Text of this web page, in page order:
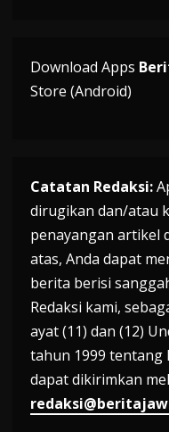
Download Apps
Store (Android)
Catatan Redaksi:
dirugikan dan/atau
penayangan artikel
atas, Anda dapat
berita berisi
Redaksi kami,
ayat (11) dan (12)
tahun 1999 tentang
dapat dikirimkan